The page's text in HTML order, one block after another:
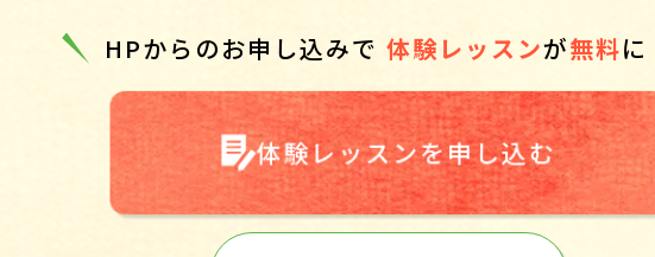
HPからのお申し込みで 体験レッスンが無料
体験レッスンを申し込む